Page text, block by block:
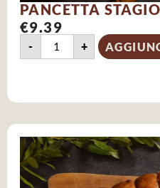
PANCETTA
€9.39
- +